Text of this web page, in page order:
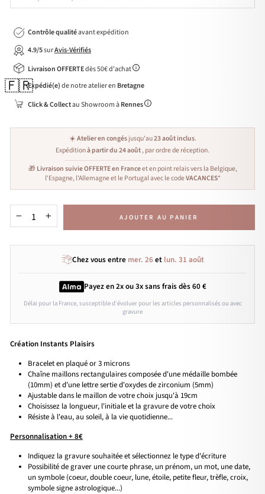
Contrôle qualitéavant expédition
4.9/5surAvis-Vérifiés
Livraison OFFERTEdès 50€ d'achat
🇫🇷Expédié(e)de notre atelier en Bretagne
Click & Collectau Showroom àRennes
☀️Atelier en congésjusqu'au23 août inclus.
Expéditionà partir du 24 août, par ordre de réception.
🎁 Livraison suivie OFFERTE en Franceet en point relais vers la Belgique,
l'Espagne, l'Allemagne et le Portugal avec le codeVACANCES*
+ AJOUTER AU PANIER
Chez vous entre mer. 26et lun. 31 août
Payez en 2x ou 3xsans fraisdès 60 €
Délai pour la France, susceptible d'évoluer pour les articles personnalisés ou avec
gravure
Création Instants Plaisirs
Bracelet en plaqué or 3 microns
Chaîne maillons rectangulaires composée d'une médaille bombée
(10mm) et d'une lettre sertie d'oxydes de zirconium (5mm)
Ajustable dans le maillon de votre choix jusqu'à 19cm
Choisissez la longueur, l'initiale et la gravure de votre choix
Résiste à l'eau, au soleil, à la vie quotidienne...
Personnalisation + 8€
Indiquez la gravure souhaitée et sélectionnez le type d'écriture
Possibilité de graver une courte phrase, un prénom, un mot, une date,
un symbole (coeur, double coeur, lune, étoile, petite fleur, trèfle, croix,
symbole signe astrologique...)